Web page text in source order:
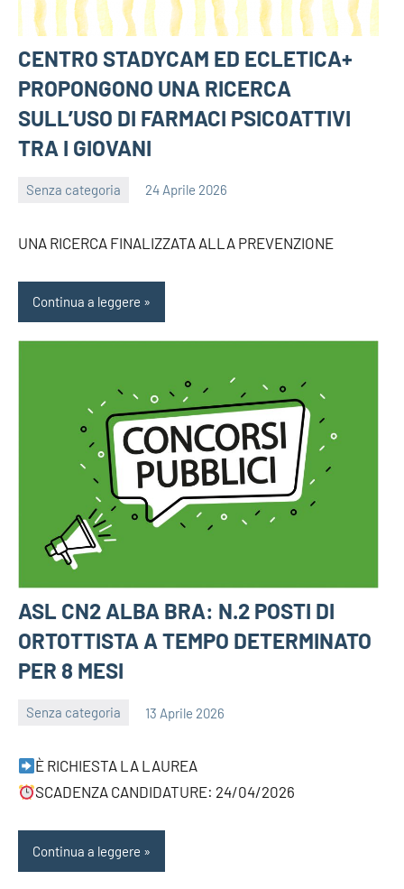
CENTRO STADYCAM ED ECLETICA+
PROPONGONO UNA RICERCA
SULL’USO DI FARMACI PSICOATTIVI
TRA I GIOVANI
Senza categoria 24 Aprile 2026
UNA RICERCA FINALIZZATA ALLA PREVENZIONE
Continua a leggere
ASL CN2 ALBA BRA: N.2 POSTI DI
ORTOTTISTA A TEMPO DETERMINATO
PER 8 MESI
Senza categoria 13 Aprile 2026
È RICHIESTA LA LAUREA
SCADENZA CANDIDATURE: 24/04/2026
Continua a leggere